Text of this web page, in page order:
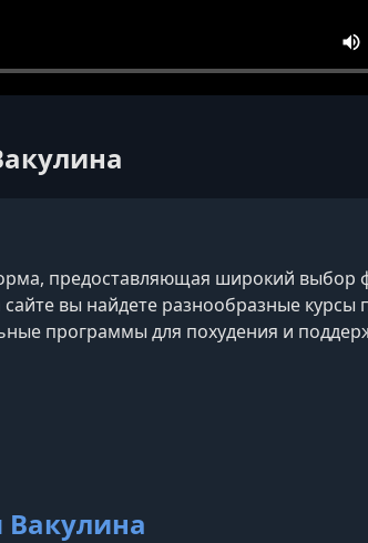
предоставляющая широкий выбор
сайте вы найдете разнообразные
программы для похудения и
программы разработаны опытными
Вакулина